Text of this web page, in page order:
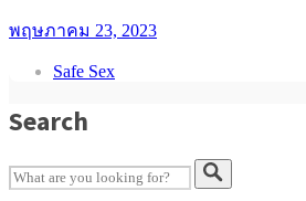
พฤษภาคม 23, 2023
Safe Sex
Search